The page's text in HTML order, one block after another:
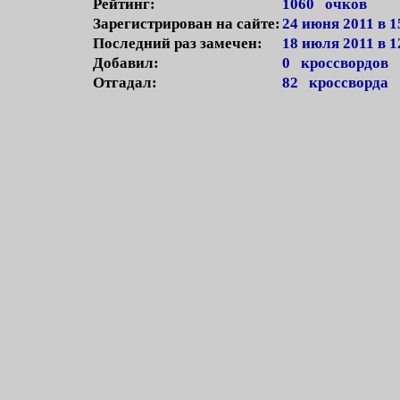
Рейтинг:
1060 очков
Зарегистрирован на сайте: 24 июня 2011 в
Последний раз замечен:
18 июля 2011 в
Добавил:
0 кроссвордов
Отгадал:
82 кроссворда